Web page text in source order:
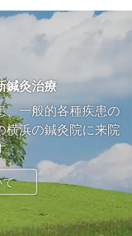
鍼灸治療
、一般的各種疾患の
横浜の鍼灸院に来院
。
て